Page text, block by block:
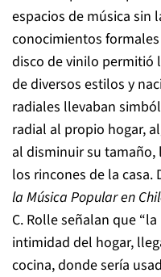
espacios de música sin
conocimientos
disco de vinilo permitió
de diversos estilos y
radiales llevaban
radial al propio hogar,
al disminuir su
los rincones de la casa.
la Música Popular en
C. Rolle señalan que
intimidad del hogar,
cocina, donde sería